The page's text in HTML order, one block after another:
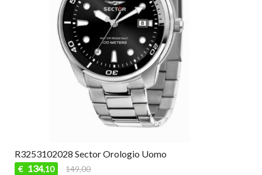
R3253102028 Sector Orologio Uomo
€ 134,10 149,00